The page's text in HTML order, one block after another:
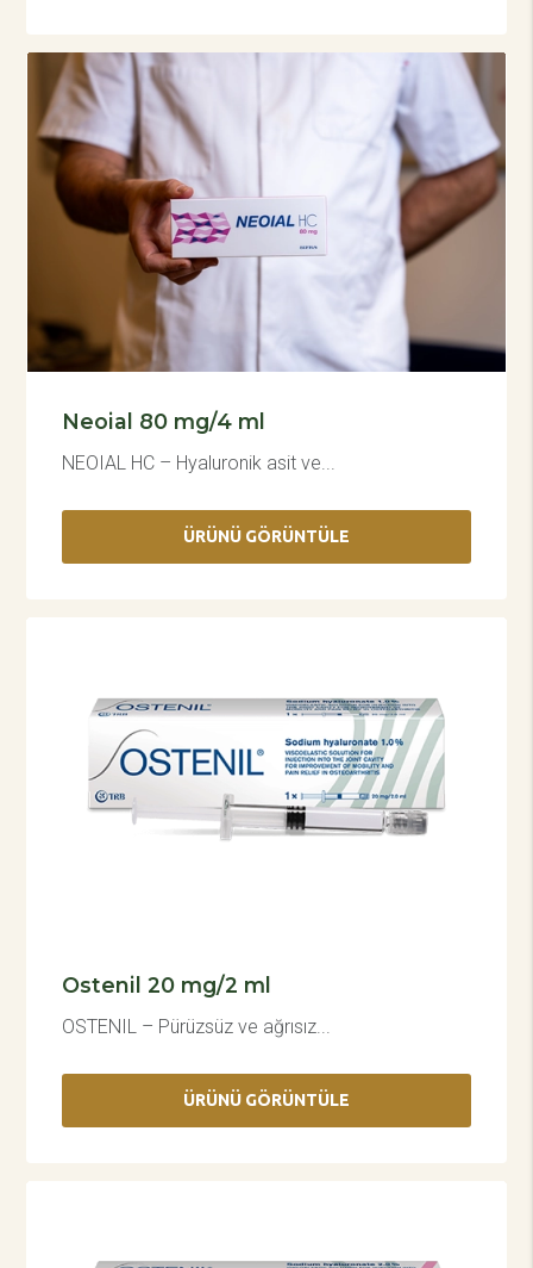
Neoial 80 mg/4 ml
NEOIAL HC – Hyaluronik asit ve...
ÜRÜNÜ GÖRÜNTÜLE
Ostenil 20 mg/2 ml
OSTENIL – Pürüzsüz ve ağrısız...
ÜRÜNÜ GÖRÜNTÜLE